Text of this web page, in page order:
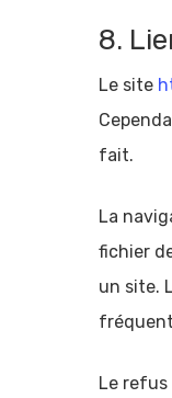
8.
Le site
fait.
La
fichier
un site.
Le refus